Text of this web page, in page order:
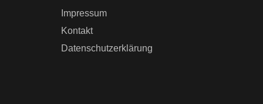
Impressum
Kontakt
Datenschutzerklärung